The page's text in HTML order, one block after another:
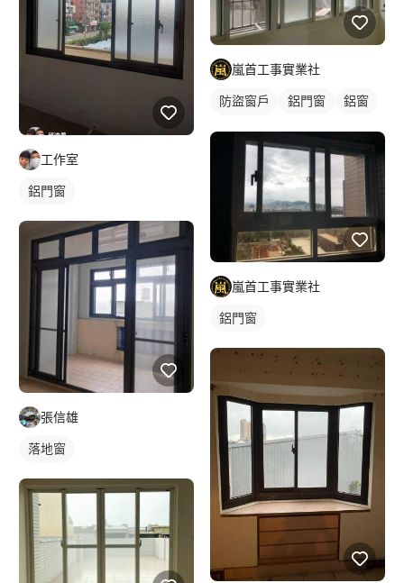
工作室
鋁門窗
張信雄
落地窗
嵐首工事實業社
防盜窗戶 鋁門窗
鋁窗
嵐首工事實業社
鋁門窗